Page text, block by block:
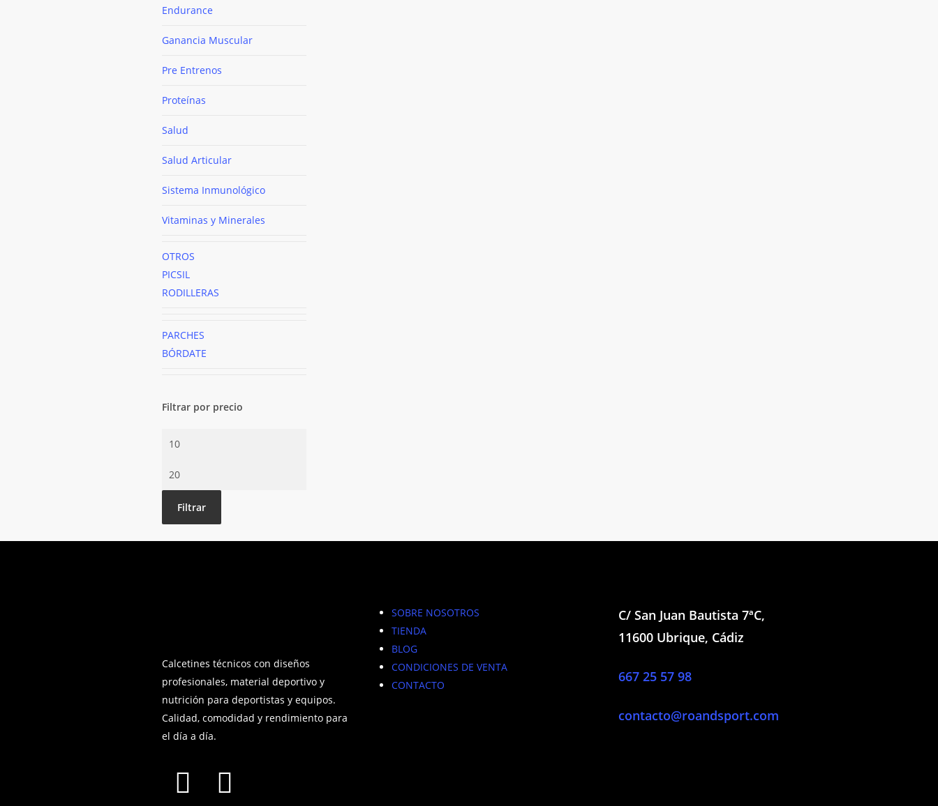
Endurance
Ganancia Muscular
Pre Entrenos
Proteínas
Salud
Salud Articular
Sistema Inmunológico
Vitaminas y Minerales
OTROS
PICSIL
RODILLERAS
PARCHES
BÓRDATE
Filtrar por precio
Precio
Precio
máximo
Filtrar
Calcetines técnicos con diseños
profesionales, material deportivo y
nutrición para deportistas y equipos.
Calidad, comodidad y rendimiento para
el día a día.
SOBRE NOSOTROS
TIENDA
BLOG
CONDICIONES DE VENTA
CONTACTO
C/ San Juan Bautista 7ªC,
11600 Ubrique, Cádiz
667 25 57 98
contacto@roandsport.com